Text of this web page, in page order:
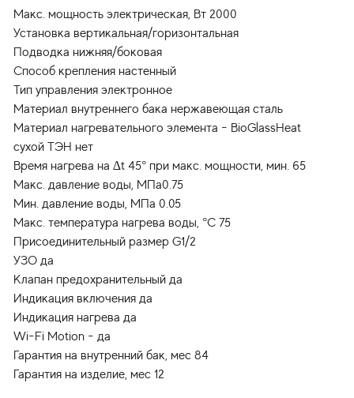
Макс. мощность электрическая, Вт 2000
Установка вертикальная/горизонтальная
Подводка нижняя/боковая
Способ крепления настенный
Тип управления электронное
Материал внутреннего бака нержавеющая сталь
Материал нагревательного элемента - BioGlassHeat
сухой ТЭН нет
Время нагрева на ∆t 45° при макс. мощности, мин. 65
Макс. давление воды, МПа0.75
Мин. давление воды, МПа 0.05
Макс. температура нагрева воды, °С 75
Присоединительный размер G1/2
УЗО да
Клапан предохранительный да
Индикация включения да
Индикация нагрева да
Wi-Fi Motion - да
Гарантия на внутренний бак, мес 84